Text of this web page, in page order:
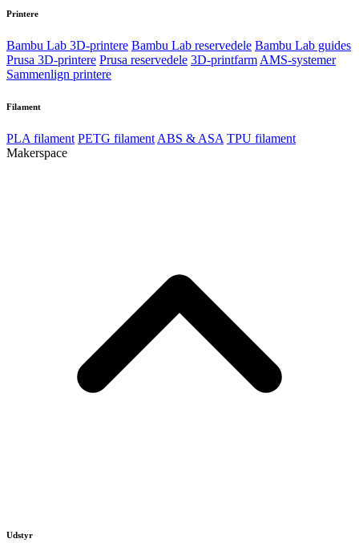
Printere
Bambu Lab 3D-printere Bambu Lab reservedele Bambu Lab guides
Prusa 3D-printere Prusa reservedele 3D-printfarm AMS-systemer
Sammenlign printere
Filament
PLA filament PETG filament ABS & ASA TPU filament
Makerspace
Udstyr